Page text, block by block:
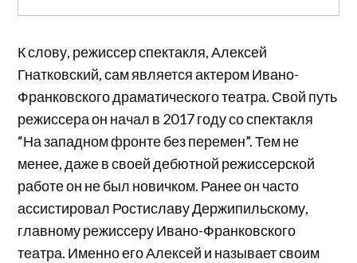
К слову, режиссер спектакля, Алексей
Гнатковский, сам является актером Ивано-
Франковского драматического театра. Свой путь
режиссера он начал в 2017 году со спектакля
“На западном фронте без перемен”. Тем не
менее, даже в своей дебютной режиссерской
работе он не был новичком. Ранее он часто
ассистировал Ростиславу Держипильскому,
главному режиссеру Ивано-Франковского
театра. Именно его Алексей и называет своим